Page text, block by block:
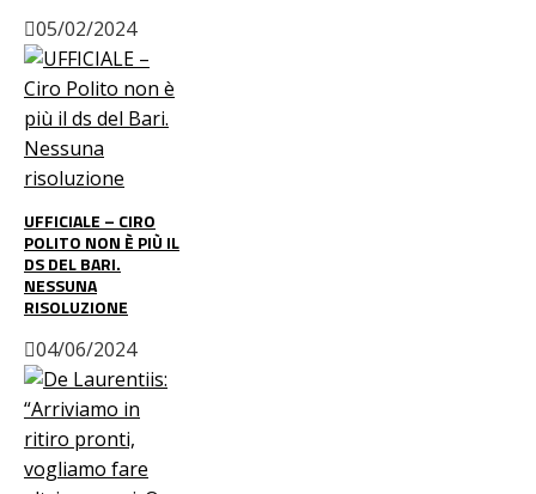
05/02/2024
UFFICIALE – CIRO
POLITO NON È PIÙ IL
DS DEL BARI.
NESSUNA
RISOLUZIONE
04/06/2024